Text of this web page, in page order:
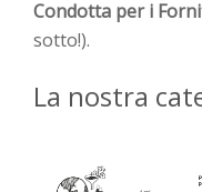
Condotta per i
sotto!).
La nostra